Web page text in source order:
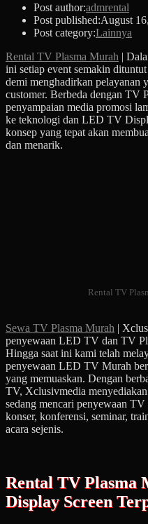
Post author:admrental
Post published:August
Post category:Lainnya
Rental TV Plasma Murah |
ini setiap event semakin
demi menghadirkan pelayanan
customer. Berbeda dengan TV
penyampaian media promosi
ke teknologi dan LED TV
konsep yang tepat akan
dan menarik.
Rental TV
Sewa TV Plasma Murah |
penyewaan LED TV dan TV
Hingga saat ini kami telah
penyewaan LED TV Murah
yang memuaskan. Dengan
TV, Xclusivmedia
sedang mencari penyewaan
konser, konferensi, seminar,
acara sejenis.
Rental TV Plasma
Display Screen